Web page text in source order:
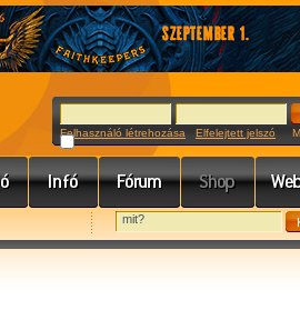
Felhasználó létrehozása Elfelejtett jelszó